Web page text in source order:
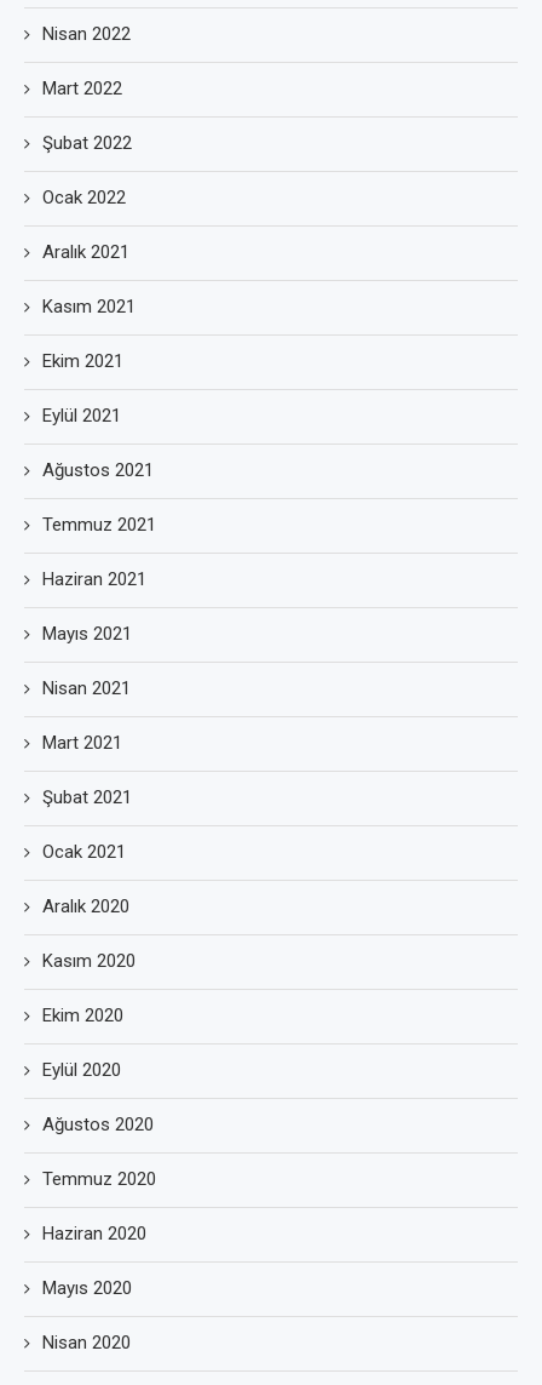
Nisan 2022
Mart 2022
Şubat 2022
Ocak 2022
Aralık 2021
Kasım 2021
Ekim 2021
Eylül 2021
Ağustos 2021
Temmuz 2021
Haziran 2021
Mayıs 2021
Nisan 2021
Mart 2021
Şubat 2021
Ocak 2021
Aralık 2020
Kasım 2020
Ekim 2020
Eylül 2020
Ağustos 2020
Temmuz 2020
Haziran 2020
Mayıs 2020
Nisan 2020